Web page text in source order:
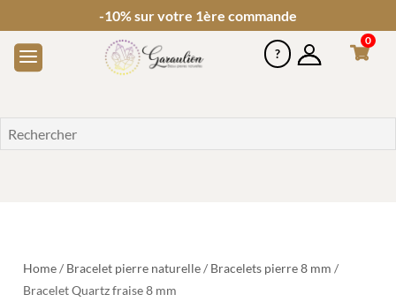
-10% sur votre 1ère commande
0
Home/ Bracelet pierre naturelle/ Bracelets pierre 8 mm /
Bracelet Quartz fraise 8 mm